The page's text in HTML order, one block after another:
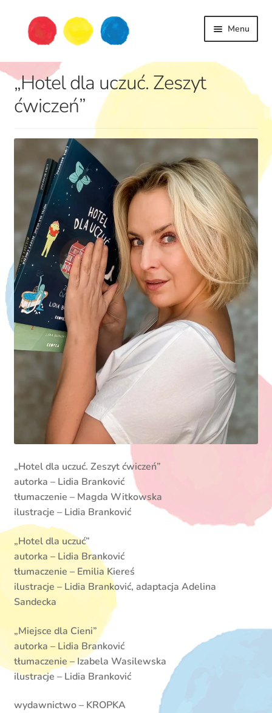
Przejdź
Przejdź
Menu
dziecko
życie
„Hotel dla uczuć. Zeszyt
ćwiczeń”
„Hotel dla uczuć. Zeszyt ćwiczeń”
autorka – Lidia Branković
tłumaczenie – Magda Witkowska
ilustracje – Lidia Branković
„Hotel dla uczuć”
autorka – Lidia Branković
tłumaczenie – Emilia Kiereś
ilustracje – Lidia Branković, adaptacja Adelina
Sandecka
„Miejsce dla Cieni”
autorka – Lidia Branković
tłumaczenie – Izabela Wasilewska
ilustracje – Lidia Branković
wydawnictwo – KROPKA